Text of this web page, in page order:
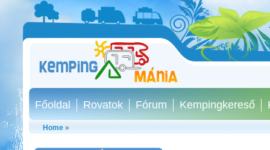
Főoldal Rovatok Fórum Kempingkereső
Home »